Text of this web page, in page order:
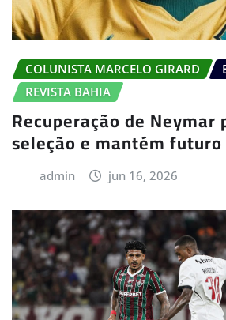
COLUNISTA MARCELO GIRARD
REVISTA BAHIA
Recuperação de Neymar
seleção e mantém
admin jun 16, 2026